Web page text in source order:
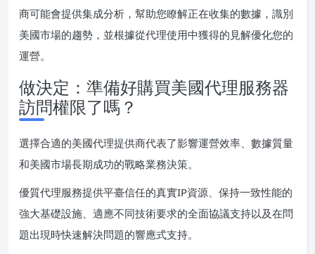
商可能會提供集成分析，幫助您瞭解正在收集的數據，識別
美國市場的趨勢，並根據從代理使用中獲得的見解優化您的
運營。
做決定：準備好購買美國代理服務器
訪問權限了嗎？
選擇合適的美國代理提供商代表了影響運營效率、數據質量
和美國市場長期成功的戰略業務決策。
優質代理服務提供平臺信任的真實IP資源、保持一致性能的
強大基礎設施、適應不同技術要求的全面協議支持以及在問
題出現時快速解決問題的響應式支持。